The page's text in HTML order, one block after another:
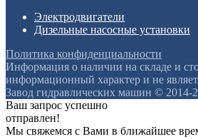
Электродвигатели
Дизельные насосные установки
Политика конфиденциальности
Информация о наличии на складе и
информационный характер и не
Завод гидравлических машин © 2014-
Ваш запрос успешно
отправлен!
Мы свяжемся с Вами в ближайшее